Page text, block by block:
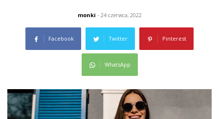
monki - 24 czerwca, 2022
Facebook Twitter Pinterest
WhatsApp